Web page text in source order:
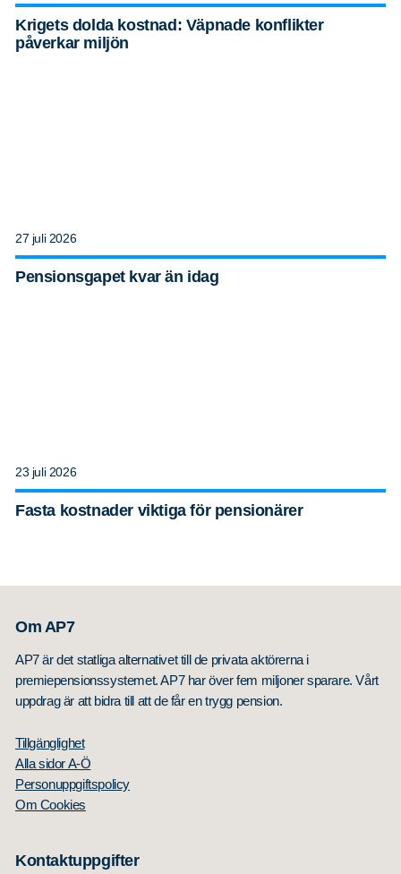
Krigets dolda kostnad: Väpnade konflikter
påverkar miljön
27 juli 2026
Pensionsgapet kvar än idag
23 juli 2026
Fasta kostnader viktiga för pensionärer
Om AP7
AP7 är det statliga alternativet till de privata aktörerna i
premiepensionssystemet. AP7 har över fem miljoner sparare. Vårt
uppdrag är att bidra till att de får en trygg pension.
Tillgänglighet
Alla sidor A-Ö
Personuppgiftspolicy
Om Cookies
Kontaktuppgifter